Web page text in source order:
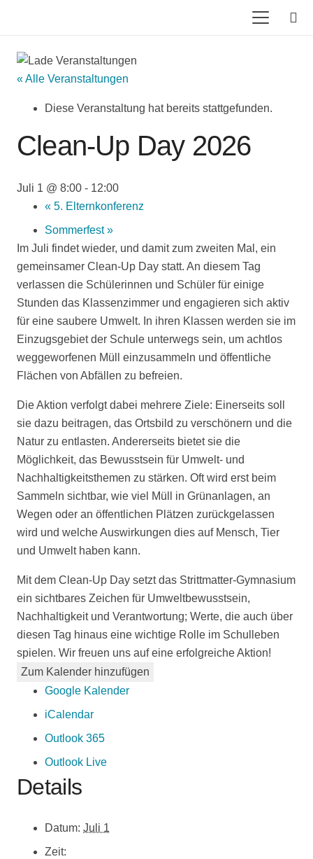
« Alle Veranstaltungen
Diese Veranstaltung hat bereits stattgefunden.
Clean-Up Day 2026
Juli 1 @ 8:00 - 12:00
« 5. Elternkonferenz
Sommerfest»
Im Juli findet wieder, und damit zum zweiten Mal, ein
gemeinsamer Clean-Up Day statt. An diesem Tag
verlassen die Schülerinnen und Schüler für einige
Stunden das Klassenzimmer und engagieren sich aktiv
für eine saubere Umwelt. In ihren Klassen werden sie im
Einzugsgebiet der Schule unterwegs sein, um achtlos
weggeworfenen Müll einzusammeln und öffentliche
Flächen von Abfällen zu befreien.
Die Aktion verfolgt dabei mehrere Ziele: Einerseits soll
sie dazu beitragen, das Ortsbild zu verschönern und die
Natur zu entlasten. Andererseits bietet sie die
Möglichkeit, das Bewusstsein für Umwelt- und
Nachhaltigkeitsthemen zu stärken. Oft wird erst beim
Sammeln sichtbar, wie viel Müll in Grünanlagen, an
Wegen oder an öffentlichen Plätzen zurückgelassen
wird und welche Auswirkungen dies auf Mensch, Tier
und Umwelt haben kann.
Mit dem Clean-Up Day setzt das Strittmatter-Gymnasium
ein sichtbares Zeichen für Umweltbewusstsein,
Nachhaltigkeit und Verantwortung; Werte, die auch über
diesen Tag hinaus eine wichtige Rolle im Schulleben
spielen. Wir freuen uns auf eine erfolgreiche Aktion!
Zum Kalender hinzufügen
Google Kalender
iCalendar
Outlook 365
Outlook Live
Details
Datum: Juli 1
Zeit: